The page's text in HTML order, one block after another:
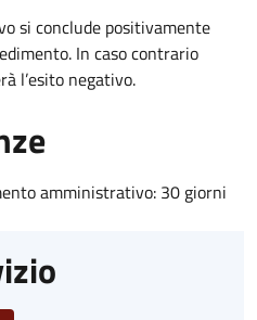
si conclude positivamente
In caso contrario
l’esito negativo.
amministrativo: 30 giorni